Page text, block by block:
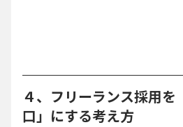
４、フリーランス採用
口」にする考え方